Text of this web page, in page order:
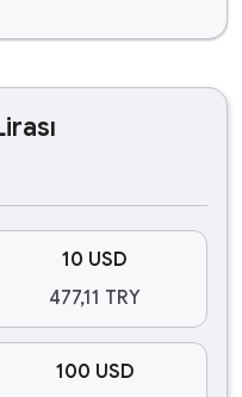
10 USD
477,11 TRY
100 USD